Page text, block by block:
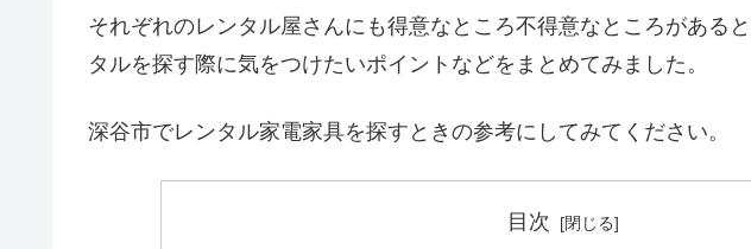
それぞれのレンタル屋さんにも得意なところ不得意なところがある
タルを探す際に気をつけたいポイントなどをまとめてみました。
深谷市でレンタル家電家具を探すときの参考にしてみてください。
目次